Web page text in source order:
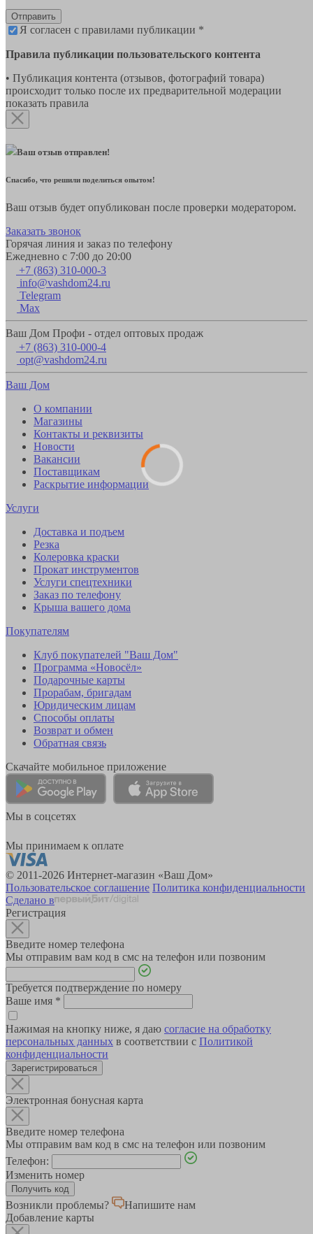
Отправить
Я согласен с правилами публикации *
Правила публикации пользовательского контента
• Публикация контента (отзывов, фотографий товара)
происходит только после их предварительной модерации
показать правила
Ваш отзыв отправлен!
Спасибо, что решили поделиться опытом!
Ваш отзыв будет опубликован после проверки модератором.
Заказать звонок
Горячая линия и заказ по телефону
Ежедневно с 7:00 до 20:00
+7 (863) 310-000-3
info@vashdom24.ru
Telegram
Max
Ваш Дом Профи - отдел оптовых продаж
+7 (863) 310-000-4
opt@vashdom24.ru
Ваш Дом
О компании
Магазины
Контакты и реквизиты
Новости
Вакансии
Поставщикам
Раскрытие информации
Услуги
Доставка и подъем
Резка
Колеровка краски
Прокат инструментов
Услуги спецтехники
Заказ по телефону
Крыша вашего дома
Покупателям
Клуб покупателей "Ваш Дом"
Программа «Новосёл»
Подарочные карты
Прорабам, бригадам
Юридическим лицам
Способы оплаты
Возврат и обмен
Обратная связь
Скачайте мобильное приложение
Мы в соцсетях
Мы принимаем к оплате
© 2011-2026 Интернет-магазин «Ваш Дом»
Пользовательское соглашение Политика конфиденциальности
Сделано в
Регистрация
Введите номер телефона
Мы отправим вам код в смс на телефон или позвоним
Требуется подтверждение по номеру
Ваше имя *
Нажимая на кнопку ниже, я даю согласие на обработку
персональных данных в соответствии с Политикой
конфиденциальности
Зарегистрироваться
Электронная бонусная карта
Введите номер телефона
Мы отправим вам код в смс на телефон или позвоним
Телефон:
Изменить номер
Возникли проблемы?
Напишите нам
Добавление карты